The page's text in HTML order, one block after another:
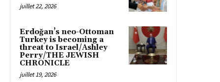
juillet 22, 2026
Erdoğan’s neo-Ottoman
Turkey is becoming a
threat to Israel/Ashley
Perry/THE JEWISH
CHRONICLE
juillet 19, 2026